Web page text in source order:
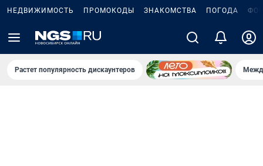
НЕДВИЖИМОСТЬ ПРОМОКОДЫ ЗНАКОМСТВА ПОГОДА
Растет популярность дискаунтеров